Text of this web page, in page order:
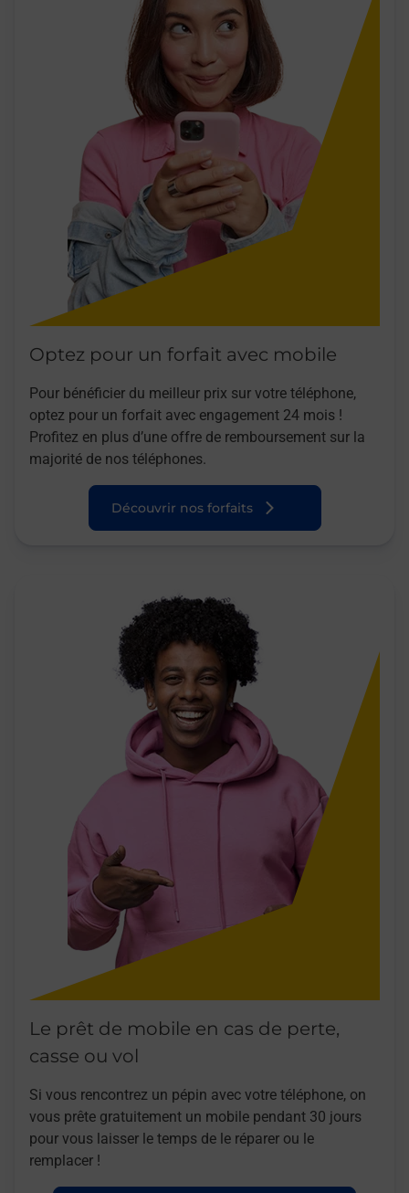
Optez pour un forfait avec mobile
Pour bénéficier du meilleur prix sur votre téléphone,
optez pour un forfait avec engagement 24 mois !
Profitez en plus d’une offre de remboursement sur la
majorité de nos téléphones.
Découvrir nos forfaits
Le prêt de mobile en cas de perte,
casse ou vol
Si vous rencontrez un pépin avec votre téléphone, on
vous prête gratuitement un mobile pendant 30 jours
pour vous laisser le temps de le réparer ou le
remplacer !